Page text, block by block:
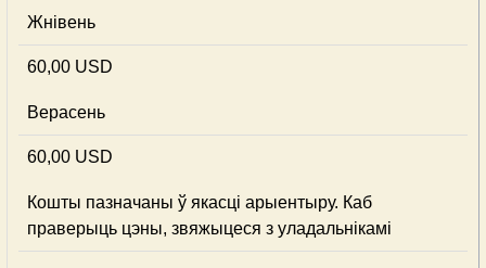
Жнівень
60,00 USD
Верасень
60,00 USD
Кошты пазначаны ў якасці арыентыру. Каб
праверыць цэны, звяжыцеся з уладальнікамі